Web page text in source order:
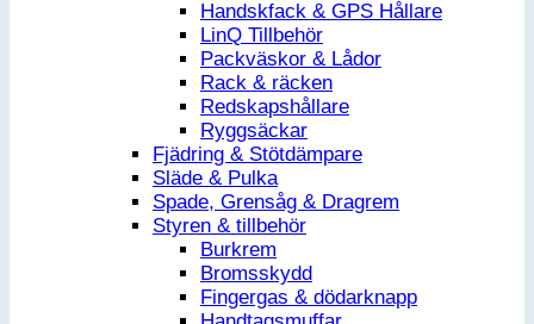
Handskfack & GPS Hållare
LinQ Tillbehör
Packväskor & Lådor
Rack & räcken
Redskapshållare
Ryggsäckar
Fjädring & Stötdämpare
Släde & Pulka
Spade, Grensåg & Dragrem
Styren & tillbehör
Burkrem
Bromsskydd
Fingergas & dödarknapp